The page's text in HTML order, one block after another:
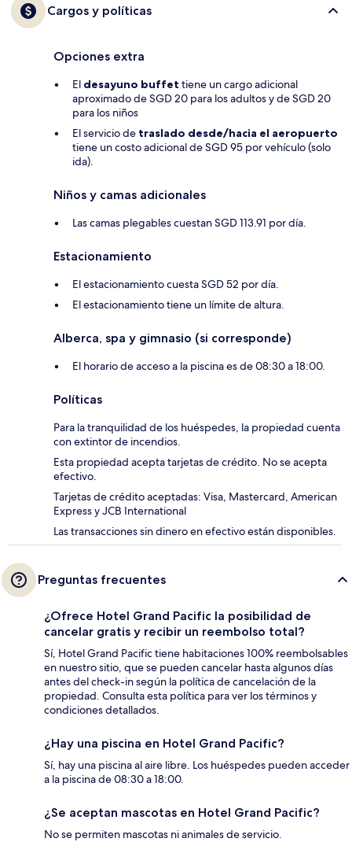
Cargos y políticas
Opciones extra
El desayuno buffet tiene un cargo adicional
aproximado de SGD 20 para los adultos y de SGD 20
para los niños
El servicio de traslado desde/hacia el aeropuerto
tiene un costo adicional de SGD 95 por vehículo (solo
ida).
Niños y camas adicionales
Las camas plegables cuestan SGD 113.91 por día.
Estacionamiento
El estacionamiento cuesta SGD 52 por día.
El estacionamiento tiene un límite de altura.
Alberca, spa y gimnasio (si corresponde)
El horario de acceso a la piscina es de 08:30 a 18:00.
Políticas
Para la tranquilidad de los huéspedes, la propiedad cuenta
con extintor de incendios.
Esta propiedad acepta tarjetas de crédito. No se acepta
efectivo.
Tarjetas de crédito aceptadas: Visa, Mastercard, American
Express y JCB International
Las transacciones sin dinero en efectivo están disponibles.
Preguntas frecuentes
¿Ofrece Hotel Grand Pacific la posibilidad de
cancelar gratis y recibir un reembolso total?
Sí, Hotel Grand Pacific tiene habitaciones 100% reembolsables
en nuestro sitio, que se pueden cancelar hasta algunos días
antes del check-in según la política de cancelación de la
propiedad. Consulta esta política para ver los términos y
condiciones detallados.
¿Hay una piscina en Hotel Grand Pacific?
Sí, hay una piscina al aire libre. Los huéspedes pueden acceder
a la piscina de 08:30 a 18:00.
¿Se aceptan mascotas en Hotel Grand Pacific?
No se permiten mascotas ni animales de servicio.